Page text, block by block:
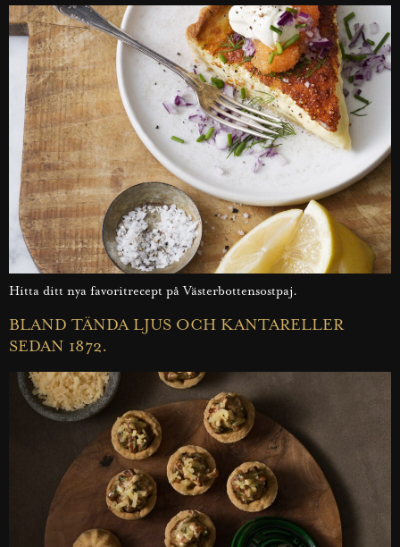
Hitta ditt nya favoritrecept på Västerbottensostpaj.
BLAND TÄNDA LJUS OCH KANTARELLER
SEDAN 1872.